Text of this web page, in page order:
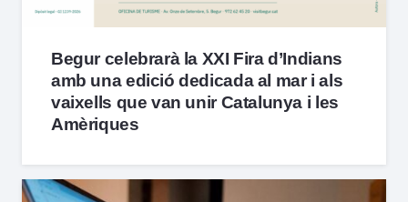
Begur celebrarà la XXI Fira d’Indians
amb una edició dedicada al mar i als
vaixells que van unir Catalunya i les
Amèriques